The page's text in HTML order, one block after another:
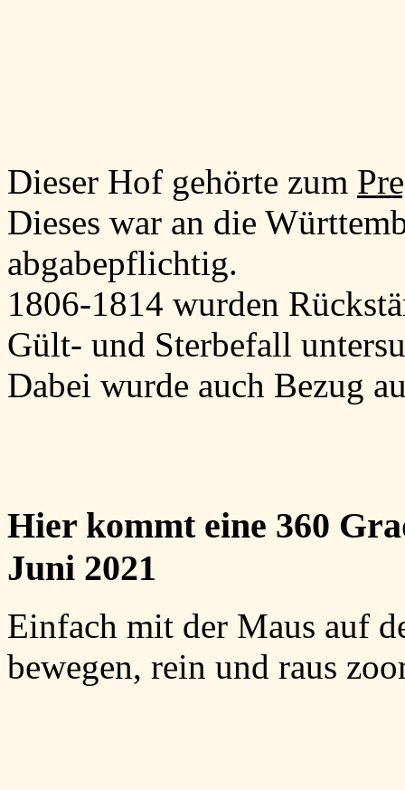
Dieser Hof gehörte zum
Dieses war an die
abgabepflichtig.
1806-1814 wurden
Gült- und Sterbefall
Dabei wurde auch Bezug
Hier kommt eine 360
Juni 2021
Einfach mit der Maus auf
bewegen, rein und raus